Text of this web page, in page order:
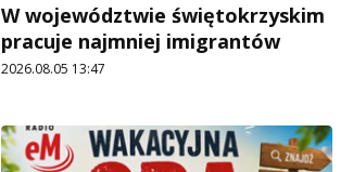
W województwie świętokrzyskim
pracuje najmniej imigrantów
2026.08.05 13:47